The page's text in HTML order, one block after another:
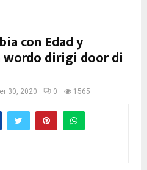
con Edad y
dirigi door di
30, 2020 0 1565